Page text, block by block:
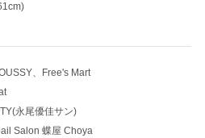
、Free's Mart
永尾優佳サン)
Salon 蝶屋 Choya